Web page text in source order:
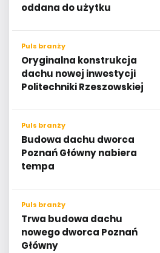
oddana do użytku
Puls branży
Oryginalna konstrukcja
dachu nowej inwestycji
Politechniki Rzeszowskiej
Puls branży
Budowa dachu dworca
Poznań Główny nabiera
tempa
Puls branży
Trwa budowa dachu
nowego dworca Poznań
Główny